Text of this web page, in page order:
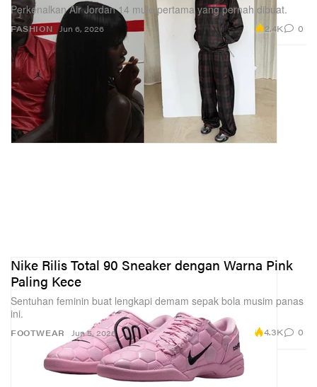
FASHION
Perkenalkan Air Jordan 14 mule pertama yang pernah dibuat.
Jun 6, 2026 2.4K 0
FOOTWEAR
Nike Rilis Total 90 Sneaker dengan Warna Pink
Paling Kece
Sentuhan feminin buat lengkapi demam sepak bola musim panas
ini.
Jun 5, 2026 4.3K 0